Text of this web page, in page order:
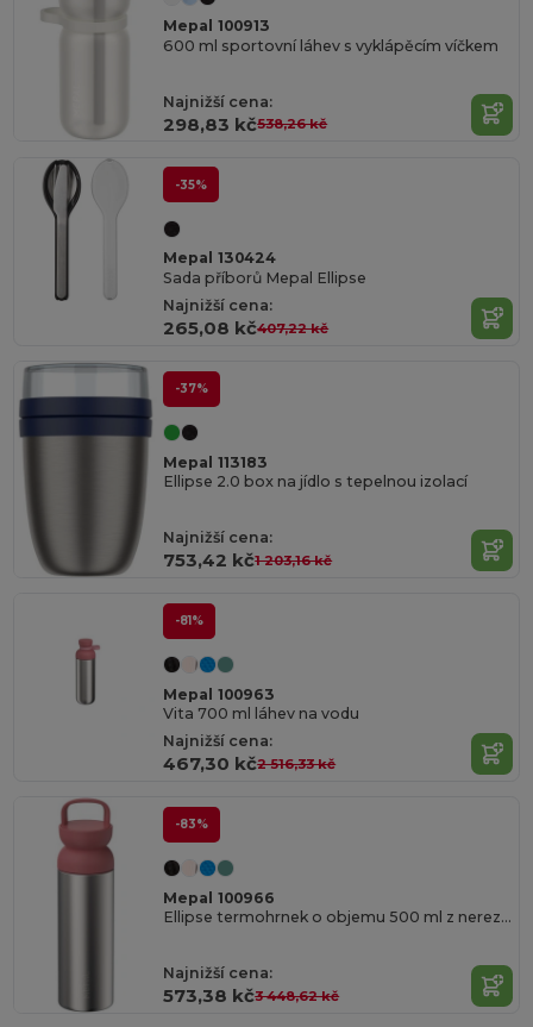
Mepal 100913
600 ml sportovní láhev s vyklápěcím víčkem
Najnižší cena:
298,83 kč538,26 kč
-35%
Mepal 130424
Sada příborů Mepal Ellipse
Najnižší cena:
265,08 kč407,22 kč
-37%
Mepal 113183
Ellipse 2.0 box na jídlo s tepelnou izolací
Najnižší cena:
753,42 kč1 203,16 kč
-81%
Mepal 100963
Vita 700 ml láhev na vodu
Najnižší cena:
467,30 kč2 516,33 kč
-83%
Mepal 100966
Ellipse termohrnek o objemu 500 ml z nerezové oceli
Najnižší cena:
573,38 kč3 448,62 kč